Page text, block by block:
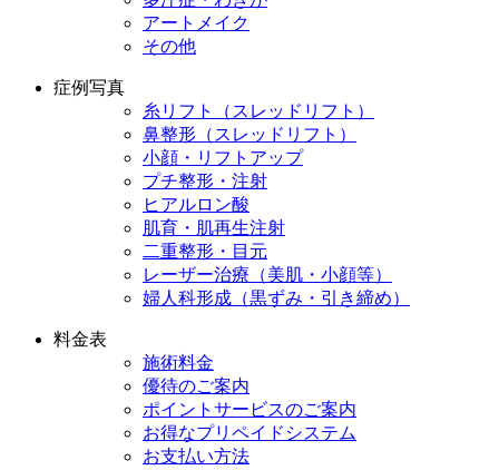
アートメイク
その他
症例写真
糸リフト（スレッドリフト）
鼻整形（スレッドリフト）
小顔・リフトアップ
プチ整形・注射
ヒアルロン酸
肌育・肌再生注射
二重整形・目元
レーザー治療（美肌・小顔等）
婦人科形成（黒ずみ・引き締め）
料金表
施術料金
優待のご案内
ポイントサービスのご案内
お得なプリペイドシステム
お支払い方法